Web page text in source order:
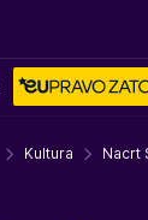
Kultura
Nacrt